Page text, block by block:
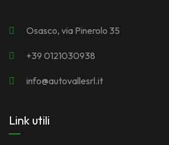
Osasco, via Pinerolo 35
+39 0121030938
info@autovallesrl.it
Link utili